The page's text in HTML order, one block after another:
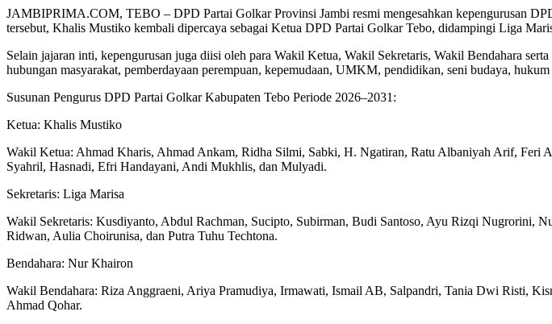
JAMBIPRIMA.COM, TEBO – DPD Partai Golkar Provinsi Jambi resmi mengesahkan kepengurusan
tersebut, Khalis Mustiko kembali dipercaya sebagai Ketua DPD Partai Golkar Tebo, didampingi Liga
Selain jajaran inti, kepengurusan juga diisi oleh para Wakil Ketua, Wakil Sekretaris, Wakil Bendahara
hubungan masyarakat, pemberdayaan perempuan, kepemudaan, UMKM, pendidikan, seni budaya,
Susunan Pengurus DPD Partai Golkar Kabupaten Tebo Periode 2026–2031:
Ketua: Khalis Mustiko
Wakil Ketua: Ahmad Kharis, Ahmad Ankam, Ridha Silmi, Sabki, H. Ngatiran, Ratu Albaniyah Arif, Feri
Syahril, Hasnadi, Efri Handayani, Andi Mukhlis, dan Mulyadi.
Sekretaris: Liga Marisa
Wakil Sekretaris: Kusdiyanto, Abdul Rachman, Sucipto, Subirman, Budi Santoso, Ayu Rizqi Nugrorini,
Ridwan, Aulia Choirunisa, dan Putra Tuhu Techtona.
Bendahara: Nur Khairon
Wakil Bendahara: Riza Anggraeni, Ariya Pramudiya, Irmawati, Ismail AB, Salpandri, Tania Dwi Risti,
Ahmad Qohar.